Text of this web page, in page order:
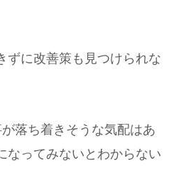
ずに改善策も見つけられな
落ち着きそうな気配はあ
なってみないとわからない